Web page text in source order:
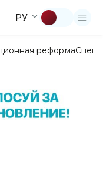
РУ
реформа